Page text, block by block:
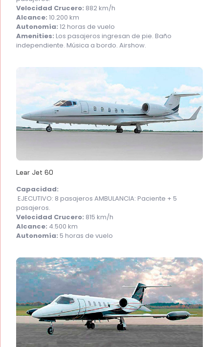
Velocidad Crucero: 882 km/h
Alcance: 10.200 km
Autonomía: 12 horas de vuelo
Amenities: Los pasajeros ingresan de pie. Baño
independiente. Música a bordo. Airshow.
Lear Jet 60
Capacidad:
EJECUTIVO: 8 pasajeros AMBULANCIA: Paciente + 5
pasajeros.
Velocidad Crucero: 815 km/h
Alcance: 4.500 km
Autonomía: 5 horas de vuelo